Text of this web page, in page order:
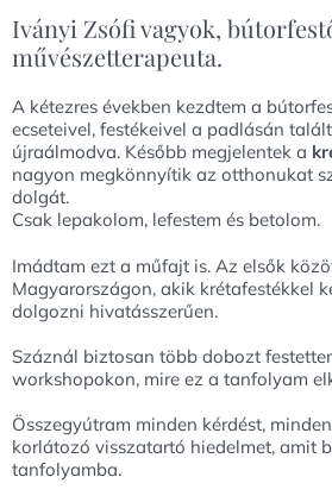
Iványi Zsófi vagyok,
művészetterapeuta.
A kétezres években kezdtem a
ecseteivel, festékeivel a padlásán
újraálmodva. Később megjelentek a
nagyon megkönnyítik az otthonukat
dolgát.
Csak lepakolom, lefestem és betolom.
Imádtam ezt a műfajt is. Az elsők
Magyarországon, akik krétafestékkel
dolgozni hivatásszerűen.
Száznál biztosan több dobozt
workshopokon, mire ez a tanfolyam
Összegyútram minden kérdést,
korlátozó visszatartó hiedelmet, amit
tanfolyamba.